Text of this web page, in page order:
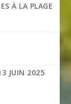
À LA PLAGE
JUIN 2025